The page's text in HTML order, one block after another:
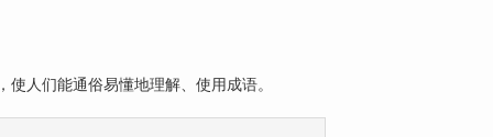
人们能通俗易懂地理解、使用成语。